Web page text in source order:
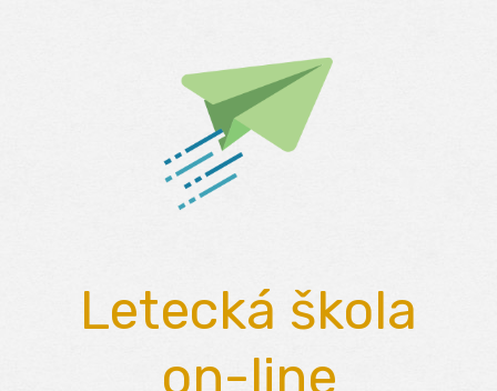
Letecká škola
on-line